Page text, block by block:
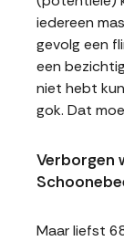
iedereen
gevolg een
een
niet hebt
gok. Dat
Verborgen
Maar liefst